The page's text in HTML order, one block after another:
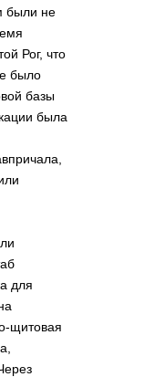
были не
Рог, что
было
базы
была
для
щитовая